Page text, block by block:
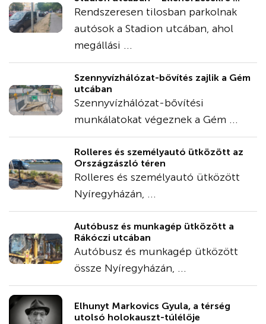
Rendszeresen tilosban parkolnak
autósok a Stadion utcában, ahol
megállási ...
Szennyvízhálózat-bővítés zajlik a Gém
utcában
Szennyvízhálózat-bővítési
munkálatokat végeznek a Gém ...
Rolleres és személyautó ütközött az
Országzászló téren
Rolleres és személyautó ütközött
Nyíregyházán, ...
Autóbusz és munkagép ütközött a
Rákóczi utcában
Autóbusz és munkagép ütközött
össze Nyíregyházán, ...
Elhunyt Markovics Gyula, a térség
utolsó holokauszt-túlélője